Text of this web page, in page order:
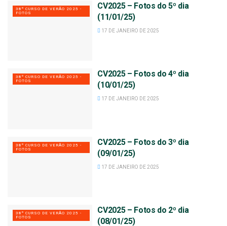
38º CURSO DE VERÃO 2025 -
FOTOS
CV2025 – Fotos do 5º dia
(11/01/25)
17 DE JANEIRO DE 2025
38º CURSO DE VERÃO 2025 -
FOTOS
CV2025 – Fotos do 4º dia
(10/01/25)
17 DE JANEIRO DE 2025
38º CURSO DE VERÃO 2025 -
FOTOS
CV2025 – Fotos do 3º dia
(09/01/25)
17 DE JANEIRO DE 2025
38º CURSO DE VERÃO 2025 -
FOTOS
CV2025 – Fotos do 2º dia
(08/01/25)